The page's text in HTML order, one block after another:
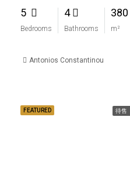
5
Bedrooms
4
Bathrooms
380
m²
Antonios Constantinou
FEATURED 待售